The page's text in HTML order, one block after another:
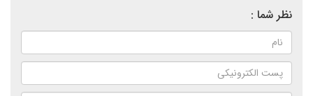
نظر شما :